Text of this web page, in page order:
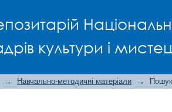
культури і
→ Навчально-методичні матеріали → Пошук